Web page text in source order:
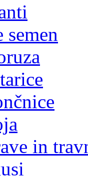
semen
in